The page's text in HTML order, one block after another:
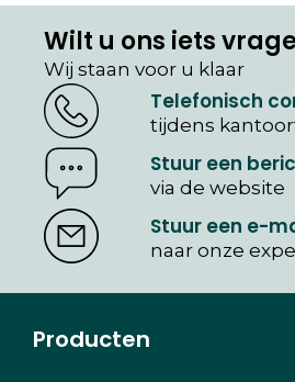
Wilt u ons iets
Wij staan voor u klaar
Telefonisch
tijdens
Stuur een
via de website
Stuur een e-
naar onze
Producten